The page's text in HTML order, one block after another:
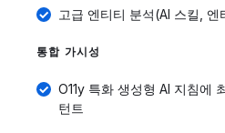
고급 엔티티 분석(AI 스킬, 엔
통합 가시성
O11y 특화 생성형 AI 지침에
턴트